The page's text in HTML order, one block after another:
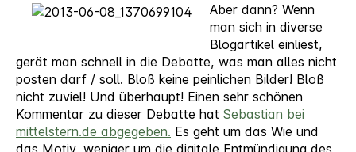
Aber dann? Wenn
man sich in diverse
Blogartikel einliest,
gerät man schnell in die Debatte, was man alles nicht
posten darf / soll. Bloß keine peinlichen Bilder! Bloß
nicht zuviel! Und überhaupt! Einen sehr schönen
Kommentar zu dieser Debatte hat Sebastian bei
mittelstern.de abgegeben. Es geht um das Wie und
das Motiv, weniger um die digitale Entmündigung des